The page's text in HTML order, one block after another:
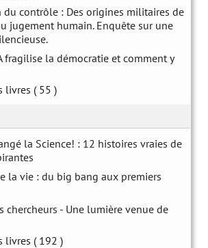
du contrôle : Des origines militaires de
jugement humain. Enquête sur une
fragilise la démocratie et comment y
livres ( 55 )
la Science! : 12 histoires vraies de
la vie : du big bang aux premiers
chercheurs - Une lumière venue de
livres ( 192 )